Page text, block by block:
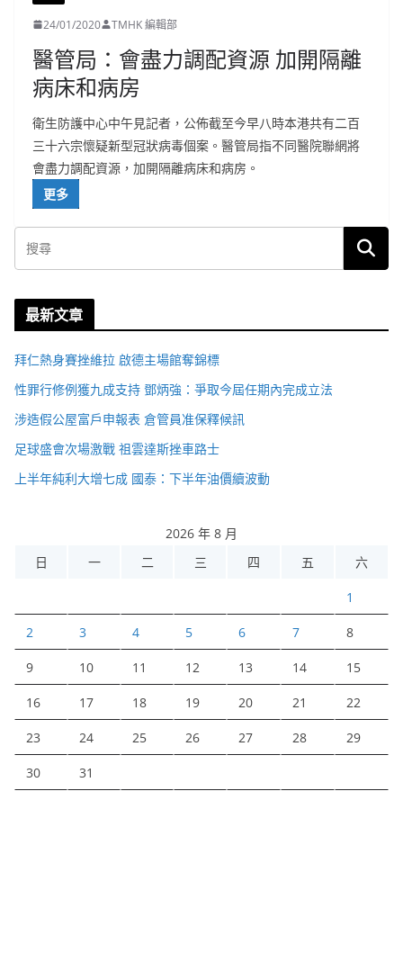
24/01/2020 TMHK 編輯部
醫管局：會盡力調配資源 加開隔離
病床和病房
衛生防護中心中午見記者，公佈截至今早八時本港共有二百
三十六宗懷疑新型冠狀病毒個案。醫管局指不同醫院聯網將
會盡力調配資源，加開隔離病床和病房。
更多
最新文章
拜仁熱身賽挫維拉 啟德主場館奪錦標
性罪行修例獲九成支持 鄧炳強：爭取今屆任期內完成立法
涉造假公屋富戶申報表 倉管員准保釋候訊
足球盛會次場激戰 祖雲達斯挫車路士
上半年純利大增七成 國泰：下半年油價續波動
2026 年 8 月
日
一 二 三 四 五 六
1
2 3 4 5 6 7 8
9 10 11 12 13 14 15
16 17 18 19 20 21 22
23 24 25 26 27 28 29
30 31